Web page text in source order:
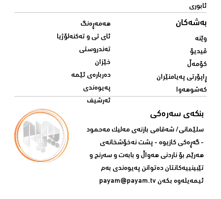
ئابوری
بەشەکان
وێنە
ڤیدیۆ
کۆمەڵ
ڕاپۆرتی پەیامنێران
کەشوهەوا
هەمەڕەنگ
ئای تی و تەکنەلۆژیا
تەندروستی
خێزان
دەربارەی ئێمە
پەیوەندی
ئەرشیف
بنکەی سەرەکی
سلێمانی/ شه‌قامی بازنه‌ی مه‌لیک مه‌حمود
- گه‌ڕه‌کی کازیوه‌ - پشت نه‌خۆشخانه‌ی‌
هه‌رێم بۆ ناردنی‌ هه‌واڵ و بابه‌ت و سه‌رنج و
تێبینییه‌كانتان ده‌توانن په‌یوه‌ندی‌ به‌م
ئیمه‌یله‌وه‌ بكه‌ن payam@payam.tv